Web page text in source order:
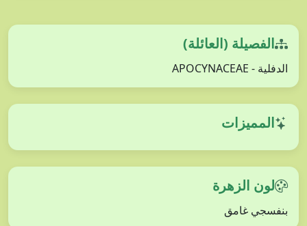
الفصيلة (العائلة)
الدفلية - APOCYNACEAE
المميزات
لون الزهرة
بنفسجي غامق